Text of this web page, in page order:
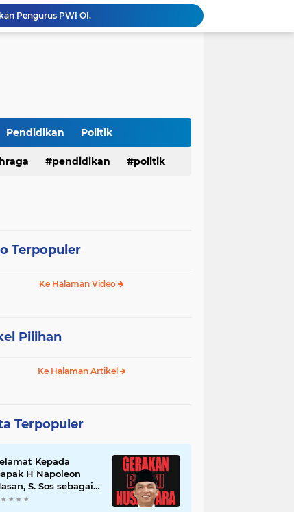
Pengurus PWI OI.
Menembus Batas Pengabdian: Polres Musi Rawas Ukir Sejarah Emas Raih Predikat WBK di Bawah Kepemimpinan AKBP Agung Adhitya Prananta
Kades Wukirsari Suroyo Laksanakan Titik 100 Persen dan Titik Nol Pembangunan Dana Desa Tahap II Tahun 2026
Merangin Gelar Bimtek Pers
Pendidikan Politik
pendidikan politik
Terpopuler
Ke Halaman Video
Pilihan
Ke Halaman Artikel
Terpopuler
Kepada
H Napoleon
S. Sos sebagai
DPD G. BRAN